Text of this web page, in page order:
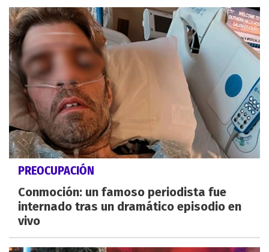
PREOCUPACIÓN
Conmoción: un famoso periodista fue
internado tras un dramático episodio en
vivo